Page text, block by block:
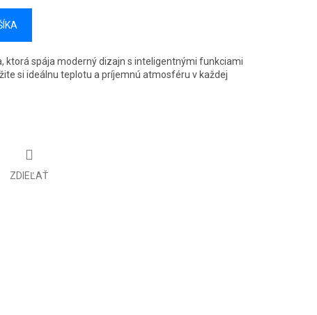
ktorá spája moderný dizajn s inteligentnými funkciami
si ideálnu teplotu a príjemnú atmosféru v každej
ZDIEĽAŤ